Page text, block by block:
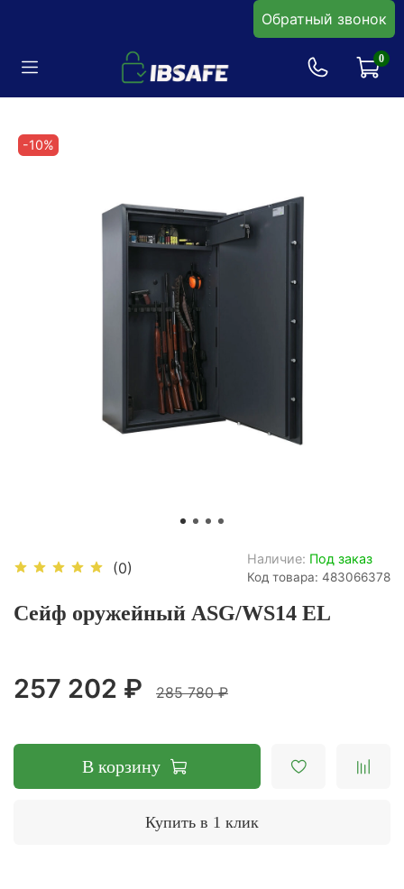
Обратный звонок
0
-10%
(0)
Наличие: Под заказ
Код товара: 483066378
Сейф оружейный ASG/WS14 EL
257 202 ₽ 285 780 ₽
В корзину
Купить в 1 клик